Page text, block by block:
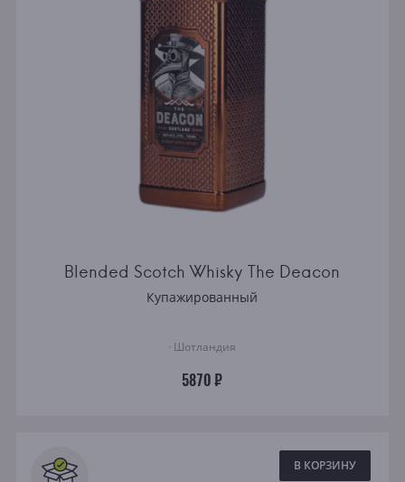
Blended Scotch Whisky The Deacon
Купажированный
· Шотландия
5870 ₽
В КОРЗИНУ